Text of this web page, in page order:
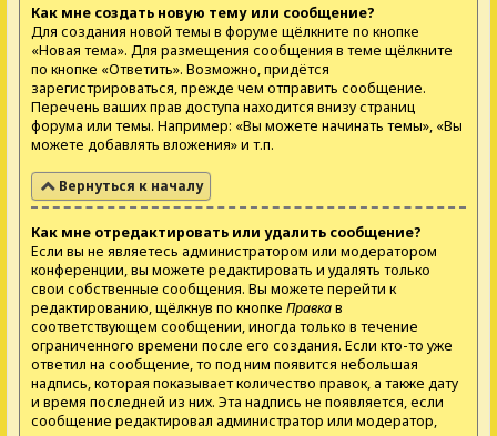
Как мне создать новую тему или сообщение?
Для создания новой темы в форуме щёлкните по кнопке
«Новая тема». Для размещения сообщения в теме щёлкните
по кнопке «Ответить». Возможно, придётся
зарегистрироваться, прежде чем отправить сообщение.
Перечень ваших прав доступа находится внизу страниц
форума или темы. Например: «Вы можете начинать темы», «Вы
можете добавлять вложения» и т.п.
Вернуться к началу
Как мне отредактировать или удалить сообщение?
Если вы не являетесь администратором или модератором
конференции, вы можете редактировать и удалять только
свои собственные сообщения. Вы можете перейти к
редактированию, щёлкнув по кнопке Правкав
соответствующем сообщении, иногда только в течение
ограниченного времени после его создания. Если кто-то уже
ответил на сообщение, то под ним появится небольшая
надпись, которая показывает количество правок, а также дату
и время последней из них. Эта надпись не появляется, если
сообщение редактировал администратор или модератор,